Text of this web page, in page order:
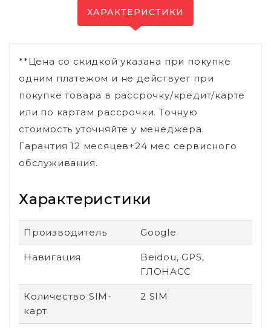
ХАРАКТЕРИСТИКИ
**Цена со скидкой указана при покупке
одним платежом и не действует при
покупке товара в рассрочку/кредит/карте
или по картам рассрочки. Точную
стоимость уточняйте у менеджера.
Гарантия 12 месяцев+24 мес сервисного
обслуживания.
Характеристики
Производитель Google
Навигация
Beidou, GPS,
ГЛОНАСС
Количество SIM-
карт
2 SIM